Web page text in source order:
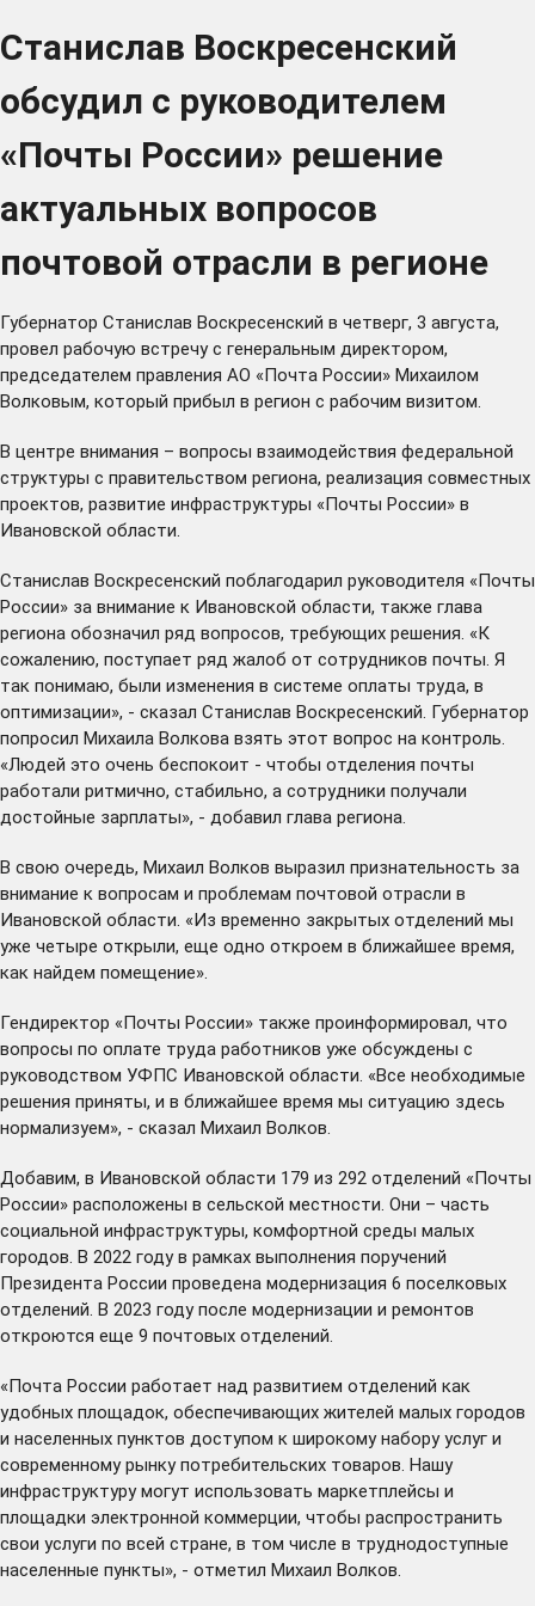
Станислав Воскресенский
обсудил с руководителем
«Почты России» решение
актуальных вопросов
почтовой отрасли в регионе
Губернатор Станислав Воскресенский в четверг, 3 августа,
провел рабочую встречу с генеральным директором,
председателем правления АО «Почта России» Михаилом
Волковым, который прибыл в регион с рабочим визитом.
В центре внимания – вопросы взаимодействия федеральной
структуры с правительством региона, реализация совместных
проектов, развитие инфраструктуры «Почты России» в
Ивановской области.
Станислав Воскресенский поблагодарил руководителя «Почты
России» за внимание к Ивановской области, также глава
региона обозначил ряд вопросов, требующих решения. «К
сожалению, поступает ряд жалоб от сотрудников почты. Я
так понимаю, были изменения в системе оплаты труда, в
оптимизации», - сказал Станислав Воскресенский. Губернатор
попросил Михаила Волкова взять этот вопрос на контроль.
«Людей это очень беспокоит - чтобы отделения почты
работали ритмично, стабильно, а сотрудники получали
достойные зарплаты», - добавил глава региона.
В свою очередь, Михаил Волков выразил признательность за
внимание к вопросам и проблемам почтовой отрасли в
Ивановской области. «Из временно закрытых отделений мы
уже четыре открыли, еще одно откроем в ближайшее время,
как найдем помещение».
Гендиректор «Почты России» также проинформировал, что
вопросы по оплате труда работников уже обсуждены с
руководством УФПС Ивановской области. «Все необходимые
решения приняты, и в ближайшее время мы ситуацию здесь
нормализуем», - сказал Михаил Волков.
Добавим, в Ивановской области 179 из 292 отделений «Почты
России» расположены в сельской местности. Они – часть
социальной инфраструктуры, комфортной среды малых
городов. В 2022 году в рамках выполнения поручений
Президента России проведена модернизация 6 поселковых
отделений. В 2023 году после модернизации и ремонтов
откроются еще 9 почтовых отделений.
«Почта России работает над развитием отделений как
удобных площадок, обеспечивающих жителей малых городов
и населенных пунктов доступом к широкому набору услуг и
современному рынку потребительских товаров. Нашу
инфраструктуру могут использовать маркетплейсы и
площадки электронной коммерции, чтобы распространить
свои услуги по всей стране, в том числе в труднодоступные
населенные пункты», - отметил Михаил Волков.